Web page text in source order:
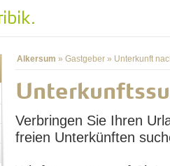
Alkersum » Gastgeber » Unterkunft
Verbringen Sie Ihren
freien Unterkünften